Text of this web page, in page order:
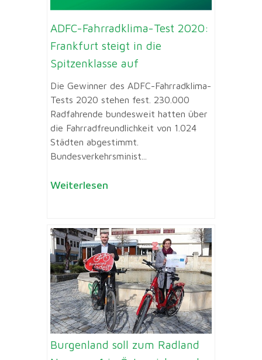
ADFC-Fahrradklima-Test 2020:
Frankfurt steigt in die
Spitzenklasse auf
Die Gewinner des ADFC-Fahrradklima-
Tests 2020 stehen fest. 230.000
Radfahrende bundesweit hatten über
die Fahrradfreundlichkeit von 1.024
Städten abgestimmt.
Bundesverkehrsminist...
Weiterlesen
Burgenland soll zum Radland